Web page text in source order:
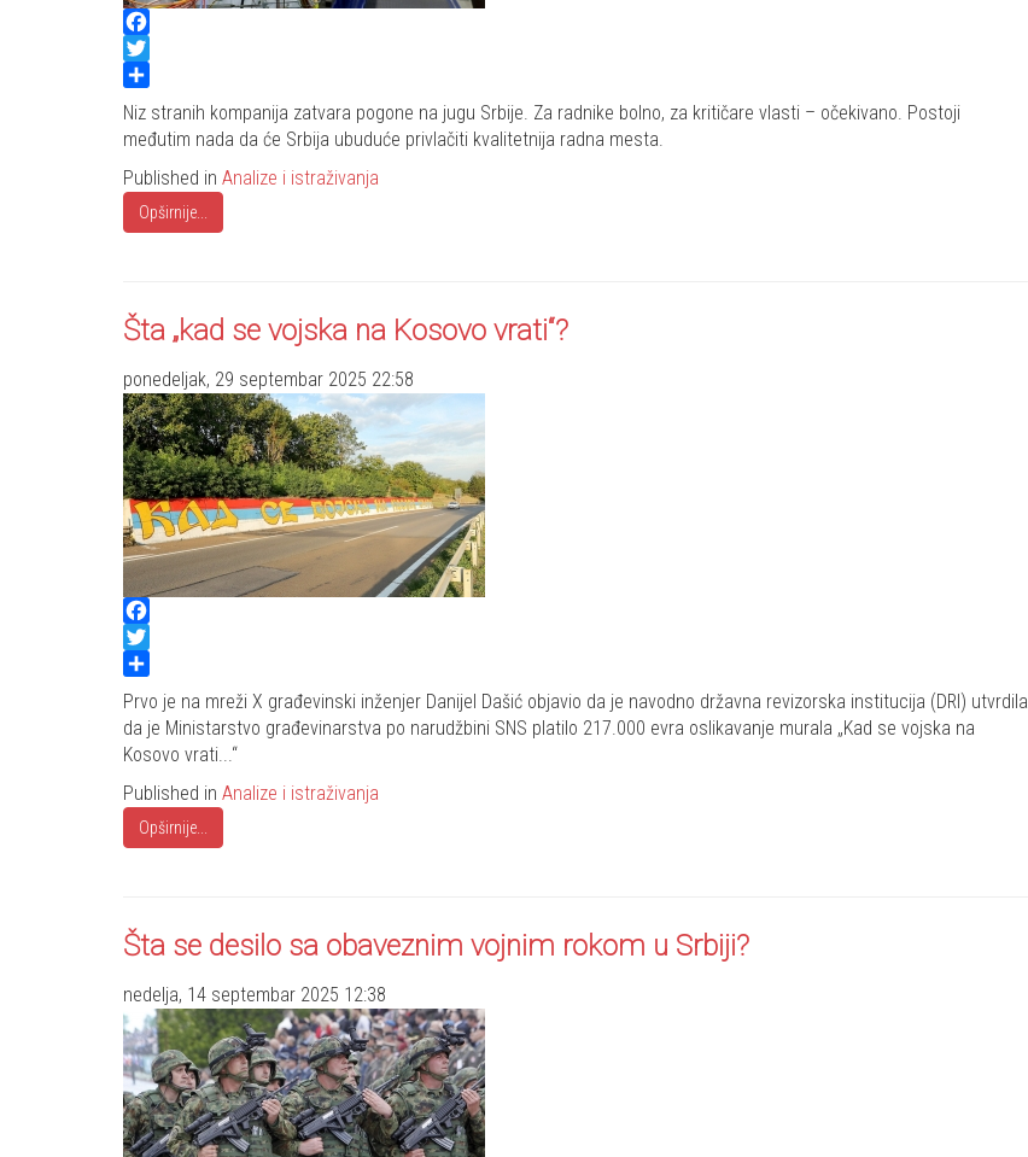
Facebook
Twitter
Share
Niz stranih kompanija zatvara pogone na jugu Srbije. Za radnike bolno, za kritičare vlasti – očekivano. Postoji
međutim nada da će Srbija ubuduće privlačiti kvalitetnija radna mesta.
Published in Analize i istraživanja
Opširnije...
Šta „kad se vojska na Kosovo vrati“?
ponedeljak, 29 septembar 2025 22:58
Facebook
Twitter
Share
Prvo je na mreži X građevinski inženjer Danijel Dašić objavio da je navodno državna revizorska institucija (DRI) utvrdila
da je Ministarstvo građevinarstva po narudžbini SNS platilo 217.000 evra oslikavanje murala „Kad se vojska na
Kosovo vrati...“
Published in Analize i istraživanja
Opširnije...
Šta se desilo sa obaveznim vojnim rokom u Srbiji?
nedelja, 14 septembar 2025 12:38